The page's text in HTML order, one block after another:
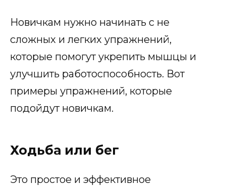
Новичкам нужно начинать с не
сложных и легких упражнений,
которые помогут укрепить мышцы и
улучшить работоспособность. Вот
примеры упражнений, которые
подойдут новичкам.
Ходьба или бег
Это простое и эффективное